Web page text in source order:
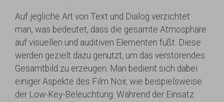
Auf jegliche Art von Text und Dialog verzichtet
man, was bedeutet, dass die gesamte Atmosphäre
auf visuellen und auditiven Elementen fußt. Diese
werden gezielt dazu genutzt, um das verstörendes
Gesamtbild zu erzeugen. Man bedient sich dabei
einiger Aspekte des Film Noir, wie beispielsweise
der Low-Key-Beleuchtung. Während der Einsatz